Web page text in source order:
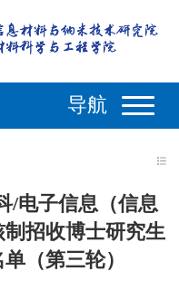
导航
/电子信息（信息
招收博士研究生
（第三轮）